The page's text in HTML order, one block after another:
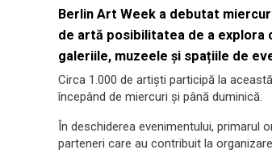
Berlin Art Week a debutat
de artă posibilitatea de a explora
galeriile, muzeele și spațiile de
Circa 1.000 de artiști participă la
începând de miercuri și până duminică.
În deschiderea evenimentului, primarul
parteneri care au contribuit la